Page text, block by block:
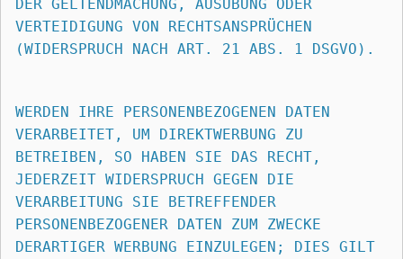
DER GELTENDMACHUNG, AUSÜBUNG ODER
VERTEIDIGUNG VON RECHTSANSPRÜCHEN
(WIDERSPRUCH NACH ART. 21 ABS. 1 DSGVO).
WERDEN IHRE PERSONENBEZOGENEN DATEN
VERARBEITET, UM DIREKTWERBUNG ZU
BETREIBEN, SO HABEN SIE DAS RECHT,
JEDERZEIT WIDERSPRUCH GEGEN DIE
VERARBEITUNG SIE BETREFFENDER
PERSONENBEZOGENER DATEN ZUM ZWECKE
DERARTIGER WERBUNG EINZULEGEN; DIES GILT